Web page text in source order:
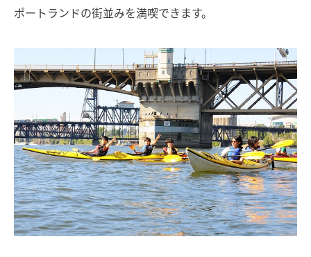
ポートランドの街並みを満喫できます。